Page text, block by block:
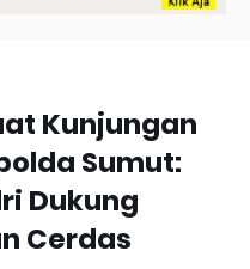
Kunjungan
Sumut:
Dukung
Cerdas